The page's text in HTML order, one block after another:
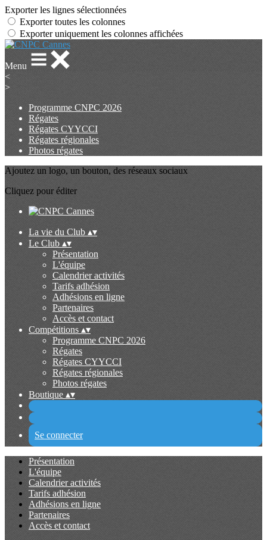
Exporter les lignes sélectionnées
Exporter toutes les colonnes
Exporter uniquement les colonnes affichées
Menu
<
>
Programme CNPC 2026
Régates
Régates CYYCCI
Régates régionales
Photos régates
Ajoutez un logo, un bouton, des réseaux sociaux
Cliquez pour éditer
La vie du Club ▴▾
Le Club ▴▾
Présentation
L'équipe
Calendrier activités
Tarifs adhésion
Adhésions en ligne
Partenaires
Accès et contact
Compétitions ▴▾
Programme CNPC 2026
Régates
Régates CYYCCI
Régates régionales
Photos régates
Boutique ▴▾
Se connecter
Présentation
L'équipe
Calendrier activités
Tarifs adhésion
Adhésions en ligne
Partenaires
Accès et contact